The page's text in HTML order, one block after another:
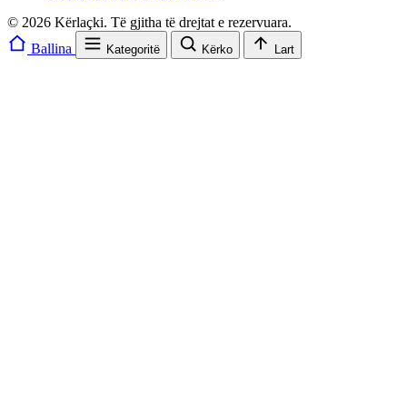
© 2026 Kërlaçki. Të gjitha të drejtat e rezervuara.
Ballina
Kategoritë Kërko Lart